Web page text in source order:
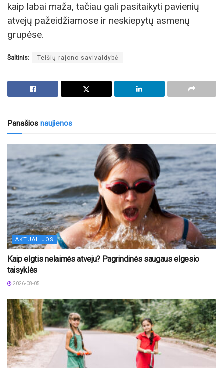
kaip labai maža, tačiau gali pasitaikyti pavienių
atvejų pažeidžiamose ir neskiepytų asmenų
grupėse.
Šaltinis: Telšių rajono savivaldybė
Panašios naujienos
AKTUALIJOS
Kaip elgtis nelaimės atveju? Pagrindinės saugaus elgesio
taisyklės
2026-08-05